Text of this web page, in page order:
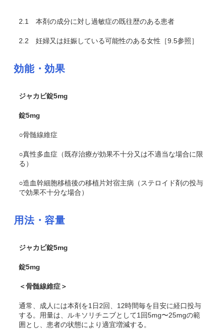
2.1 本剤の成分に対し過敏症の既往歴のある患者
2.2 妊婦又は妊娠している可能性のある女性［9.5参照］
効能・効果
ジャカビ錠5mg
錠5mg
○骨髄線維症
○真性多血症（既存治療が効果不十分又は不適当な場合に限
る）
○造血幹細胞移植後の移植片対宿主病（ステロイド剤の投与
で効果不十分な場合）
用法・容量
ジャカビ錠5mg
錠5mg
＜骨髄線維症＞
通常、成人には本剤を1日2回、12時間毎を目安に経口投与
する。用量は、ルキソリチニブとして1回5mg〜25mgの範
囲とし、患者の状態により適宜増減する。